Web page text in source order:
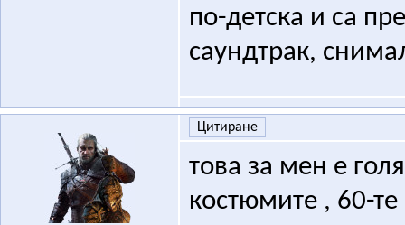
по-детска и са
саундтрак,
Цитиране
това за мен е
костюмите , 60-